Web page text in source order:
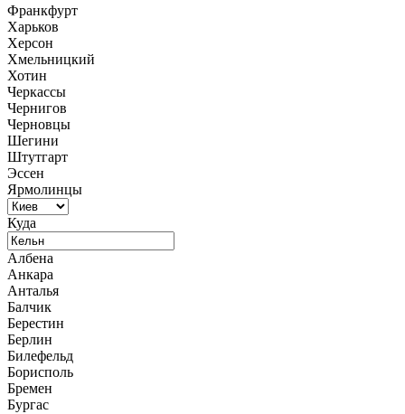
Франкфурт
Харьков
Херсон
Хмельницкий
Хотин
Черкассы
Чернигов
Черновцы
Шегини
Штутгарт
Эссен
Ярмолинцы
Куда
Албена
Анкара
Анталья
Балчик
Берестин
Берлин
Билефельд
Борисполь
Бремен
Бургас